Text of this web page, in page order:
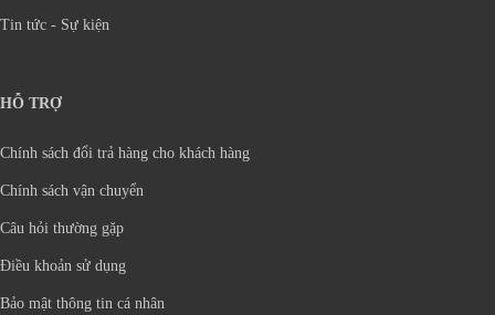
Tin tức - Sự kiện
HỖ TRỢ
Chính sách đổi trả hàng cho khách hàng
Chính sách vận chuyển
Câu hỏi thường gặp
Điều khoản sử dụng
Bảo mật thông tin cá nhân